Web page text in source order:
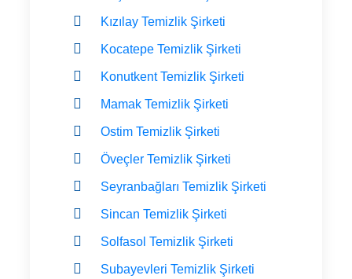
Kızılay Temizlik Şirketi
Kocatepe Temizlik Şirketi
Konutkent Temizlik Şirketi
Mamak Temizlik Şirketi
Ostim Temizlik Şirketi
Öveçler Temizlik Şirketi
Seyranbağları Temizlik Şirketi
Sincan Temizlik Şirketi
Solfasol Temizlik Şirketi
Subayevleri Temizlik Şirketi